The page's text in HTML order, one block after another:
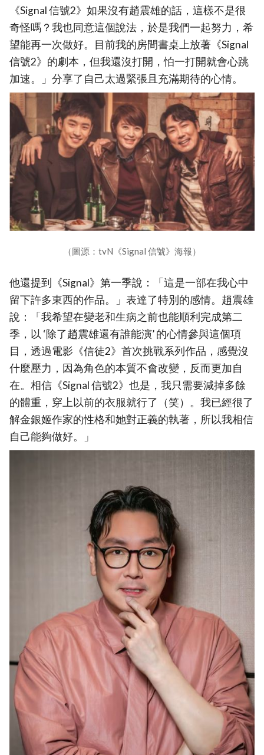
《Signal 信號2》如果沒有趙震雄的話，這樣不是很
奇怪嗎？我也同意這個說法，於是我們一起努力，希
望能再一次做好。目前我的房間書桌上放著《Signal
信號2》的劇本，但我還沒打開，怕一打開就會心跳
加速。」分享了自己太過緊張且充滿期待的心情。
（圖源：tvN《Signal 信號》海報）
他還提到《Signal》第一季說：「這是一部在我心中
留下許多東西的作品。」表達了特別的感情。趙震雄
說：「我希望在變老和生病之前也能順利完成第二
季，以 ‘除了趙震雄還有誰能演’ 的心情參與這個項
目，透過電影《信徒2》首次挑戰系列作品，感覺沒
什麼壓力，因為角色的本質不會改變，反而更加自
在。相信《Signal 信號2》也是，我只需要減掉多餘
的體重，穿上以前的衣服就行了（笑）。我已經很了
解金銀姬作家的性格和她對正義的執著，所以我相信
自己能夠做好。」